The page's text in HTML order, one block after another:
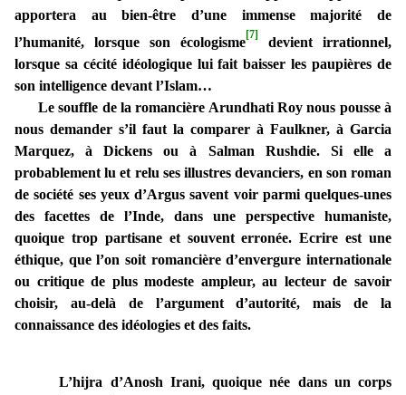
apportera au bien-être d’une immense majorité de
l’humanité, lorsque son écologisme[7]
devient irrationnel,
lorsque sa cécité idéologique lui fait baisser les paupières de
son intelligence devant l’Islam…
Le souffle de la romancière Arundhati Roy nous pousse à
nous demander s’il faut la comparer à Faulkner, à Garcia
Marquez, à Dickens ou à Salman Rushdie. Si elle a
probablement lu et relu ses illustres devanciers, en son roman
de société ses yeux d’Argus savent voir parmi quelques-unes
des facettes de l’Inde, dans une perspective humaniste,
quoique trop partisane et souvent erronée. Ecrire est une
éthique, que l’on soit romancière d’envergure internationale
ou critique de plus modeste ampleur, au lecteur de savoir
choisir, au-delà de l’argument d’autorité, mais de la
connaissance des idéologies et des faits.
L’hijra d’Anosh Irani, quoique née dans un corps